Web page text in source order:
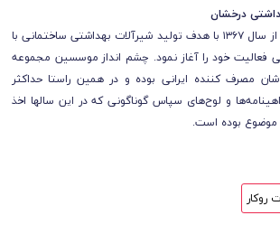
درخشان
مجموعه صنعتی درخشان از سال ۱۳۶۷ با هدف تولید شیرآلات بهداشتی ساختمانی با
فعالیت خود را آغاز نمود. چشم انداز موسسین مجموعه
مصرف کننده ایرانی بوده و در همین راستا حداکثر
و لوح‌های سپاس گوناگونی که در این سالها اخذ
موضوع بوده است.
روکار